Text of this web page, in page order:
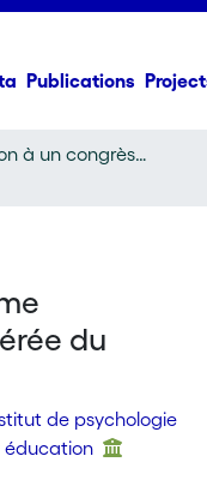
Publications
Contribution à un congrès (conference paper)
du
de psychologie
éducation